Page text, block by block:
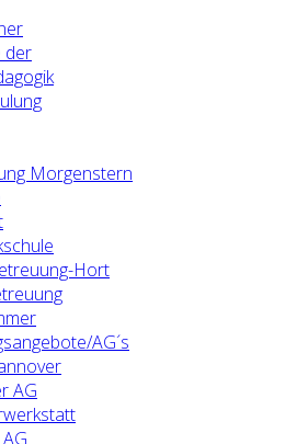
der
Morgenstern
Hort
AG´s
AG